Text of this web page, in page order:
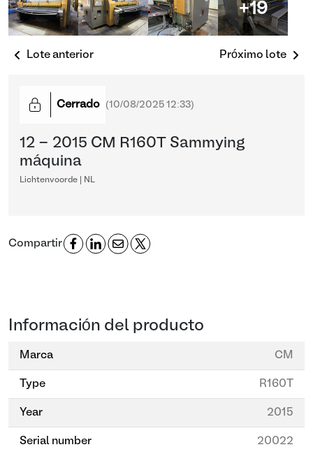
+19
Lote anterior Próximo lote
Cerrado (10/08/2025 12:33)
12 - 2015 CM R160T Sammying
máquina
Lichtenvoorde | NL
Compartir
Información del producto
Marca CM
Type R160T
Year 2015
Serial number 20022